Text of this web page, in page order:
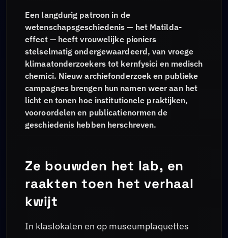
Een langdurig patroon in de
wetenschapsgeschiedenis — het Matilda-
effect — heeft vrouwelijke pioniers
stelselmatig ondergewaardeerd, van vroege
klimaatonderzoekers tot kernfysici en medisch
chemici. Nieuw archiefonderzoek en publieke
campagnes brengen hun namen weer aan het
licht en tonen hoe institutionele praktijken,
vooroordelen en publicatienormen de
geschiedenis hebben herschreven.
Ze bouwden het lab, en
raakten toen het verhaal
kwijt
In klaslokalen en op museumplaquettes